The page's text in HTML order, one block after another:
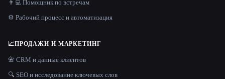
👨‍💻 Помощник по встречам
⚙️ Рабочий процесс и автоматизация
📈ПРОДАЖИ И МАРКЕТИНГ
📇 CRM и данные клиентов
🔍 SEO и исследование ключевых слов